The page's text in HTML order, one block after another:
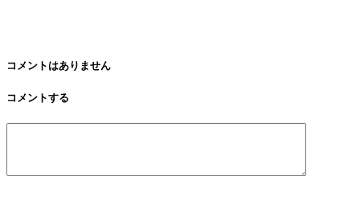
コメントはありません
コメントする